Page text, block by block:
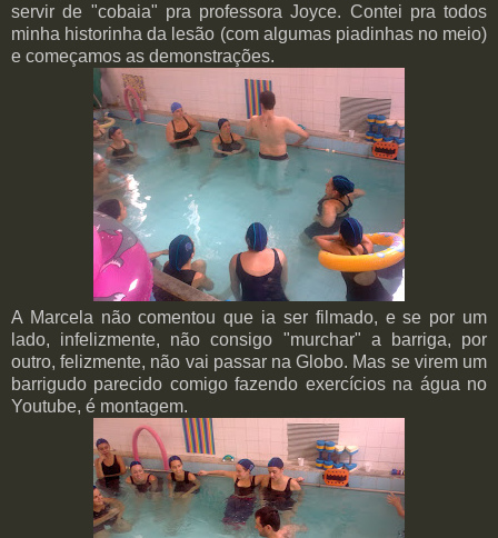
servir de "cobaia" pra professora Joyce. Contei pra todos
minha historinha da lesão (com algumas piadinhas no meio)
e começamos as demonstrações.
A Marcela não comentou que ia ser filmado, e se por um
lado, infelizmente, não consigo "murchar" a barriga, por
outro, felizmente, não vai passar na Globo. Mas se virem um
barrigudo parecido comigo fazendo exercícios na água no
Youtube, é montagem.